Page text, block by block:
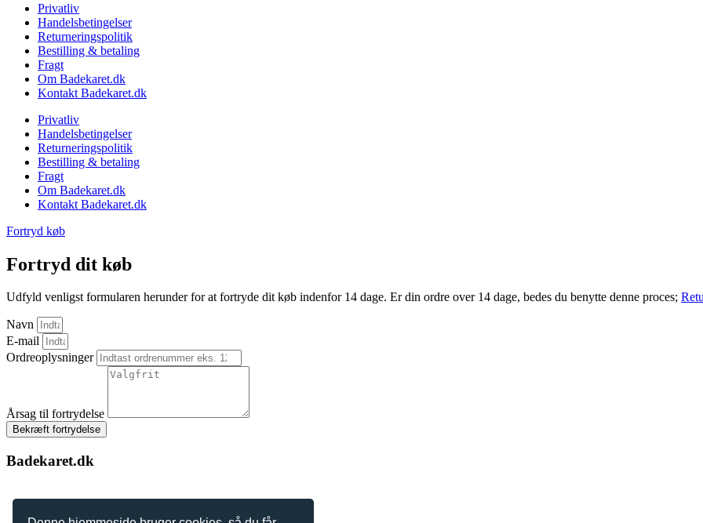
Privatliv
Handelsbetingelser
Returneringspolitik
Bestilling & betaling
Fragt
Om Badekaret.dk
Kontakt Badekaret.dk
Privatliv
Handelsbetingelser
Returneringspolitik
Bestilling & betaling
Fragt
Om Badekaret.dk
Kontakt Badekaret.dk
Fortryd køb
Fortryd dit køb
Udfyld venligst formularen herunder for at fortryde dit køb indenfor 14 dage. Er din ordre over 14 dage, bedes du benytte denne proces;
Navn
E-mail
Ordreoplysninger
Årsag til fortrydelse
Bekræft fortrydelse
Badekaret.dk